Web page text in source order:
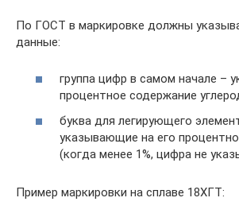
По ГОСТ в маркировке должны
данные:
группа цифр в самом начале –
процентное содержание
буква для легирующего
указывающие на его
(когда менее 1%, цифра не
Пример маркировки на сплаве 18ХГТ: